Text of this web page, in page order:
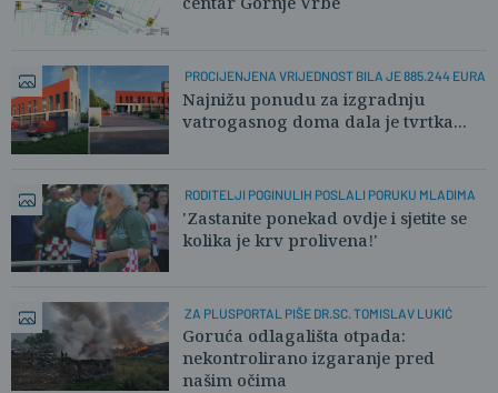
PROCIJENJENA VRIJEDNOST BILA JE 885.244 EURA
Najnižu ponudu za izgradnju
vatrogasnog doma dala je tvrtka...
RODITELJI POGINULIH POSLALI PORUKU MLADIMA
'Zastanite ponekad ovdje i sjetite se
kolika je krv prolivena!'
ZA PLUSPORTAL PIŠE DR.SC. TOMISLAV LUKIĆ
Goruća odlagališta otpada:
nekontrolirano izgaranje pred
našim očima